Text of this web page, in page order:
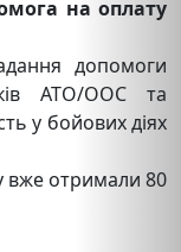
на оплату
допомоги
АТО/ООС та
у бойових діях
вже отримали 80